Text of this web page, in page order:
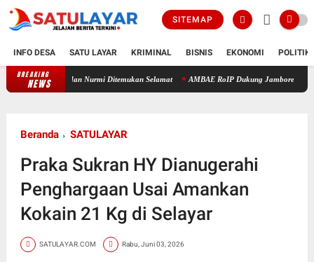
SITEMAP
INFO DESA SATU LAYAR KRIMINAL BISNIS EKONOMI POLITIK
BREAKING
NEWS
Jasmal dan Nurmi Ditemukan Selamat AMBAE RoIP Dukung Jambore RAPI Daerah
Beranda SATULAYAR
Praka Sukran HY Dianugerahi
Penghargaan Usai Amankan
Kokain 21 Kg di Selayar
SATULAYAR.COM Rabu, Juni 03, 2026